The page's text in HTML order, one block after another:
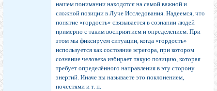
нашем понимании находятся на самой важной и
сложной позиции в Луче Исследования. Надеемся, что
понятие «гордость» связывается в сознании людей
примерно с таким восприятием и определением. При
этом мы фиксируем ситуации, когда «гордость»
используется как состояние эгрегора, при котором
сознание человека избирает такую позицию, которая
требует определённого направления в эту сторону
энергий. Иначе вы называете это поклонением,
почестями и т. п.